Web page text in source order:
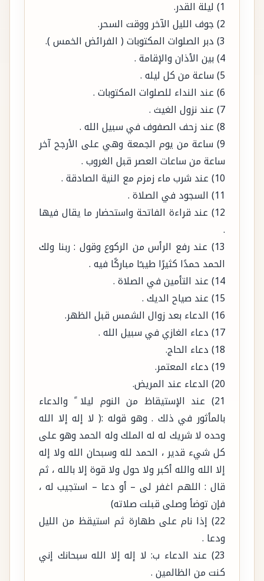
3) دبر الصلوات المكتوبات ( الفرائض الخمس ).
4) بين الأذان والإقامة .
5) ساعة من كل ليله .
6) عند النداء للصلوات المكتوبات .
7) عند نزول الغيث .
8) عند زحف الصفوف في سبيل الله .
9) ساعة من يوم الجمعة وهي على الأرجح آخر
ساعة من ساعات العصر قبل الغروب .
10) عند شرب ماء زمزم مع النية الصادقة .
11) السجود في الصلاة .
12) عند قراءة الفاتحة واستحضار ما يقال فيها
.
13) عند رفع الرأس من الركوع وقول : ربنا ولك
الحمد حمدًا كثيرًا طيبـًا مباركًا فيه .
14) عند التأمين في الصلاة .
15) عند صياح الديك .
16) الدعاء بعد زوال الشمس قبل الظهر.
17) دعاء الغازي في سبيل الله .
18) دعاء الحاج.
19) دعاء المعتمر.
20) الدعاء عند المريض.
21) عند الإستيقاظ من النوم ليلا ً والدعاء
بالمأثور في ذلك . وهو قوله :( لا إله إلا الله
وحده لا شريك له له الملك وله الحمد وهو على
كل شيء قدير ، الحمد لله وسبحان الله ولا إله
إلا الله والله أكبر ولا حول ولا قوة إلا بالله ، ثم
قال : اللهم اغفر لى – أو دعا – استجيب له ،
فإن توضأ وصلى قبلت صلاته)
22) إذا نام على طهارة ثم استيقظ من الليل
ودعا .
23) عند الدعاء ب: لا إله إلا الله سبحانك إني
كنت من الظالمين .
24) دعاء الناس عقب وفاة الميت .
25) الدعاء بعد الثناء على الله والصلاة على